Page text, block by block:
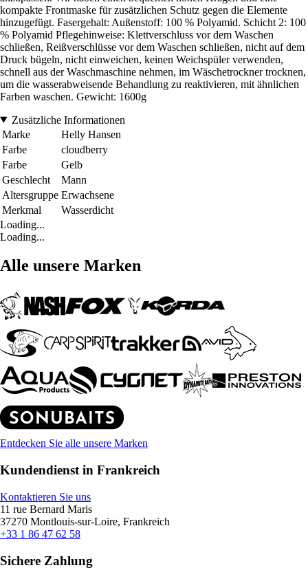
kompakte Frontmaske für zusätzlichen Schutz gegen die Elemente
hinzugefügt. Fasergehalt: Außenstoff: 100 % Polyamid. Schicht 2: 100
% Polyamid Pflegehinweise: Klettverschluss vor dem Waschen
schließen, Reißverschlüsse vor dem Waschen schließen, nicht auf dem
Druck bügeln, nicht einweichen, keinen Weichspüler verwenden,
schnell aus der Waschmaschine nehmen, im Wäschetrockner trocknen,
um die wasserabweisende Behandlung zu reaktivieren, mit ähnlichen
Farben waschen. Gewicht: 1600g
Zusätzliche Informationen
Marke
Helly Hansen
Farbe
cloudberry
Farbe
Gelb
Geschlecht
Mann
Altersgruppe Erwachsene
Merkmal
Wasserdicht
Loading...
Loading...
Alle unsere Marken
Entdecken Sie alle unsere Marken
Kundendienst in Frankreich
Kontaktieren Sie uns
11 rue Bernard Maris
37270 Montlouis-sur-Loire, Frankreich
+33 1 86 47 62 58
Sichere Zahlung